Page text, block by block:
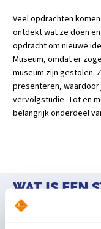
Veel opdrachten
ontdekt wat ze doen
opdracht om nieuwe
Museum, omdat er
museum zijn gestolen.
presenteren,
vervolgstudie. Tot en
belangrijk onderdeel
WAT IS EEN
Krijg je in groep 8 het
Op Het Schoter kom je